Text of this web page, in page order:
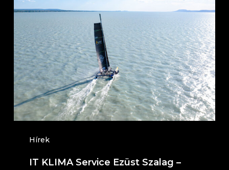
Hírek
KLIMA
Service
Ezüst
Szalag
–
Éjszakai
túraverseny
2026.
július
IT KLIMA Service Ezüst Szalag –